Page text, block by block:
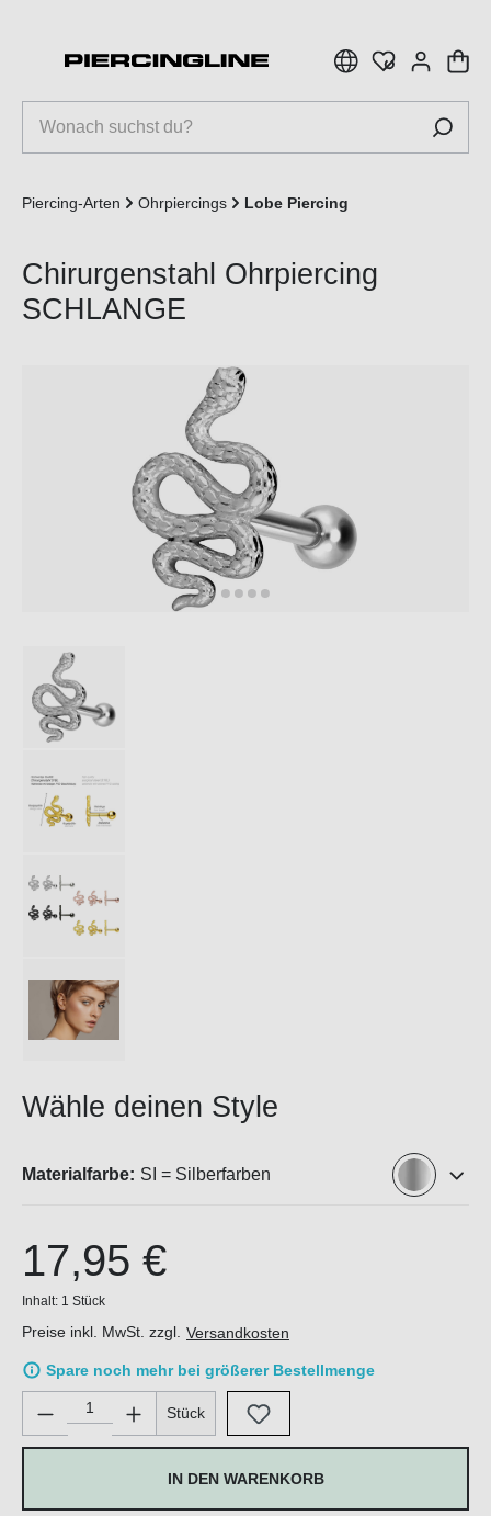
Piercing-Arten Ohrpiercings Lobe Piercing
Chirurgenstahl Ohrpiercing
SCHLANGE
Wähle deinen Style
Materialfarbe: SI = Silberfarben
17,95 €
Inhalt: 1 Stück
Preise inkl. MwSt. zzgl. Versandkosten
Spare noch mehr bei größerer Bestellmenge
Produkt Anzahl: Gib den gewünschten Wert ein oder
Stück
IN DEN WARENKORB